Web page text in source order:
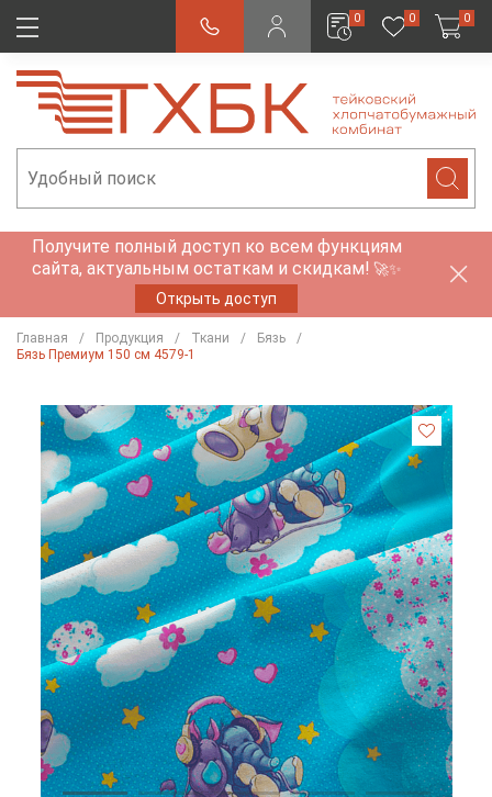
0 0 0
Получите полный доступ ко всем функциям
сайта, актуальным остаткам и скидкам! 🚀✨
Открыть доступ
Главная Продукция Ткани
Бязь
Бязь Премиум 150 см 4579-1